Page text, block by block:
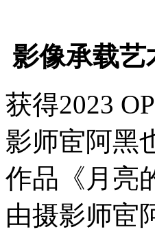
影像承载
获得2023
影师宦阿黑
作品《月亮
由摄影师宦